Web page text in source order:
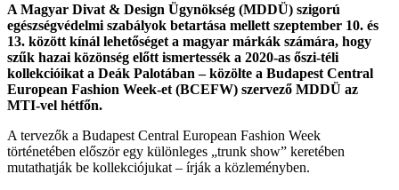
A Magyar Divat & Design Ügynökség (MDDÜ) szigorú
egészségvédelmi szabályok betartása mellett szeptember 10. és
13. között kínál lehetőséget a magyar márkák számára, hogy
szűk hazai közönség előtt ismertessék a 2020-as őszi-téli
kollekcióikat a Deák Palotában – közölte a Budapest Central
European Fashion Week-et (BCEFW) szervező MDDÜ az
MTI-vel hétfőn.
A tervezők a Budapest Central European Fashion Week
történetében először egy különleges „trunk show” keretében
mutathatják be kollekciójukat – írják a közleményben.